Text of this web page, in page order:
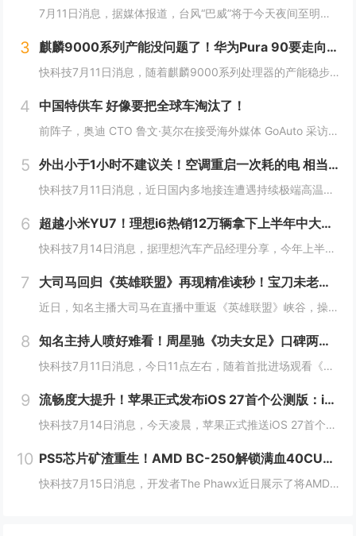
7月11日消息，据媒体报道，台风“巴威”将于今天夜间至明天凌晨在浙江温岭至瑞安一带沿海登陆。中央气象台今天傍晚继续发布台风橙色预警。受台风巴威影响，目前浙江温州洞头风力逐渐增强，当地已发布海浪红色预警，沿海地区防御等级持续提升。值得一提的是...
3 麒麟9000系列产能没问题了！华为Pura 90要走向全球 7月14吉隆坡见
快科技7月11日消息，随着麒麟9000系列处理器的产能稳步释放，华为旗下多款搭载自研旗舰芯片的机型也开始加速向海外市场推进铺货，此前仅在国内市场供应的影像旗舰序列，正式开启大规模出海节奏。现在定位高端旗舰的Pura 90s Pro系列已经率...
4 中国特供车 好像要把全球车淘汰了！
前阵子，奥迪 CTO 鲁文·莫尔在接受海外媒体 GoAuto 采访中说了一句： 一款车型就能满足全球需求的时代，已经过去了。中国特供车 好像要把全球车淘汰了！这句话我觉得说的很对，但不知道是他本人还是媒体的转述出了偏差，反正后面听起来就挺...
5 外出小于1小时不建议关！空调重启一次耗的电 相当于连续开30分钟
快科技7月11日消息，近日国内多地接连遭遇持续极端高温，连日炙烤的晴热天气下，空调成了绝大多数家庭消暑纳凉的刚需家电，日常使用时长被拉到全年峰值。针对不少人短时间外出就随手关掉空调的习惯，相关家电领域的专家特意给出了更合理的用能建议，如果外...
6 超越小米YU7！理想i6热销12万辆拿下上半年中大型SUV销冠
快科技7月14日消息，据理想汽车产品经理分享，今年上半年，理想i6销量已突破12万辆，成功超越小米YU7、方程豹钛7拿下中大型SUV榜冠军。作为理想推出的第三款纯电车，i6确实承担着重担，同时也不负使命，连续3个月月销破2万台，是20万几仅...
7 大司马回归《英雄联盟》再现精准读秒！宝刀未老惊到小司马
近日，知名主播大司马在直播中重返《英雄联盟》峡谷，操刀皇子进行排位对局。在比赛过程中，他再次展现了曾经让玩家津津乐道的招牌技巧——“精准读秒”，凭借经验判断在没有任何视野信息的情况下，准确预判敌方打野剑圣的位置，引发直播间热议。大司马回归《...
8 知名主持人喷好难看！周星驰《功夫女足》口碑两极分化：有人力挺 有人吐槽烂片
快科技7月11日消息，今日11点左右，随着首批进场观看《功夫女足》的观众陆续散场走出影院，对应影片评价的相关内容就立刻铺满了各大社交平台，好看、无厘头笑点密集、热血够劲儿这类正向反馈率先刷出了很高的热度。和满屏好评同步冒头的，是大量指向性极...
9 流畅度大提升！苹果正式发布iOS 27首个公测版：iPhone 11及以上都能升级
快科技7月14日消息，今天凌晨，苹果正式推送iOS 27首个公测版，安装包大小约19.59GB。与此前需要开发者账号才能安装的开发者预览版不同，iOS 27公测版面向所有Apple ID用户免费开放，完成注册后即可接收系统更新。机型适配方面...
10 PS5芯片矿渣重生！AMD BC-250解锁满血40CU：流畅跑3A
快科技7月15日消息，开发者The Phawx近日展示了将AMD BC-250矿机主板改装成Linux游戏PC的完整方案，总成本约250美元。通过Linux内核补丁解锁隐藏的全部40个计算单元后，BC-250能在1080p分辨率下流畅运行多...